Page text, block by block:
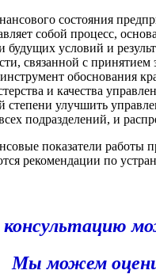
состояния
собой процесс,
условий и
связанной с
обоснования
и качества
улучшить
подразделений, и
показатели
рекомендации по
Мы можем